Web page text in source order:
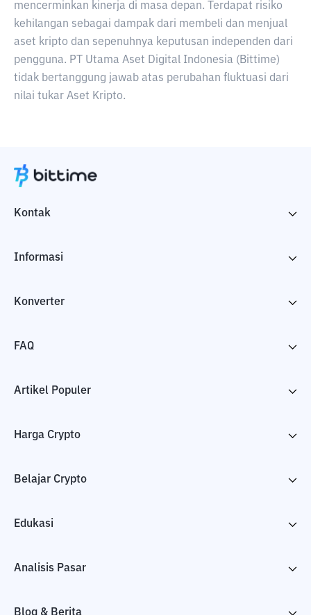
mencerminkan kinerja di masa depan. Terdapat risiko
kehilangan sebagai dampak dari membeli dan menjual
aset kripto dan sepenuhnya keputusan independen dari
pengguna. PT Utama Aset Digital Indonesia (Bittime)
tidak bertanggung jawab atas perubahan fluktuasi dari
nilai tukar Aset Kripto.
Kontak
Informasi
Konverter
FAQ
Artikel Populer
Harga Crypto
Belajar Crypto
Edukasi
Analisis Pasar
Blog & Berita